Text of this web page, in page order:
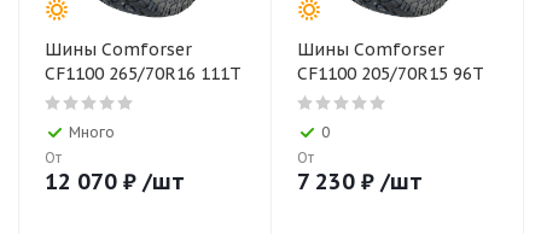
Шины Comforser
CF1100 265/70R16 111T
Много
От
12 070 ₽ /шт
Шины Comforser
CF1100 205/70R15 96T
0
От
7 230 ₽ /шт